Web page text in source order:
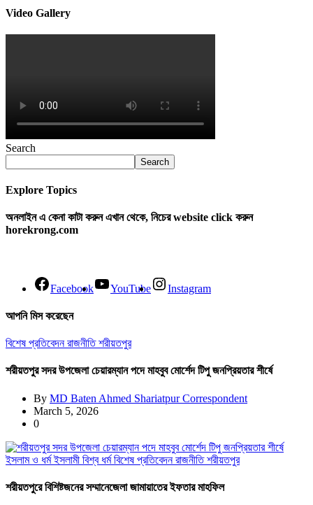
Video Gallery
Search
Search
Explore Topics
অনলাইন এ কেনা কাটা করুন এখান থেকে, নিচের website click করুন
horekrong.com
Facebook YouTube Instagram
আপনি মিস করেছেন
বিশেষ প্রতিবেদনরাজনীতিশরীয়তপুর
শরীয়তপুর সদর উপজেলা চেয়ারম্যান পদে মাহবুব মোর্শেদ টিপু জনপ্রিয়তার শীর্ষে
By MD Baten Ahmed Shariatpur Correspondent
March 5, 2026
0
ইসলাম ও ধর্মইসলামী বিশ্ব ধর্মবিশেষ প্রতিবেদনরাজনীতিশরীয়তপুর
শরীয়তপুরে বিশিষ্টজনের সম্মানেজেলা জামায়াতের ইফতার মাহফিল